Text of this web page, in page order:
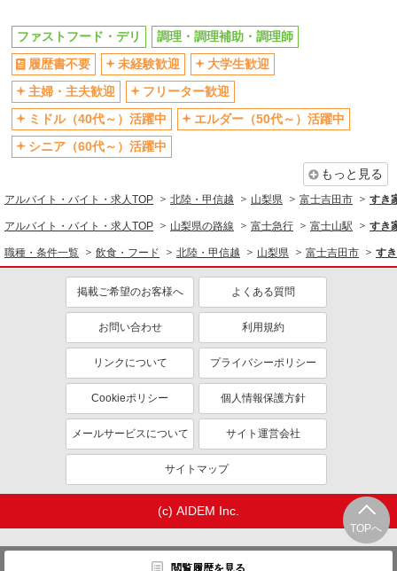
TOPへ
閲覧履歴を見る
ファストフード・デリ
調理・調理補助・調理師
履歴書不要
未経験歓迎
大学生歓迎
主婦・主夫歓迎
フリーター歓迎
ミドル（40代～）活躍中
エルダー（50代～）活躍中
シニア（60代～）活躍中
もっと見る
アルバイト・バイト・求人TOP 北陸・甲信越 山梨県 富士吉田市 すき
アルバイト・バイト・求人TOP 山梨県の路線 富士急行 富士山駅 すき
職種・条件一覧 飲食・フード 北陸・甲信越 山梨県 富士吉田市 す
掲載ご希望のお客様へ よくある質問
お問い合わせ 利用規約
リンクについて プライバシーポリシー
Cookieポリシー 個人情報保護方針
メールサービスについて サイト運営会社
サイトマップ
(c) AIDEM Inc.